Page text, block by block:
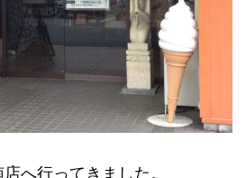
へ行ってきました。